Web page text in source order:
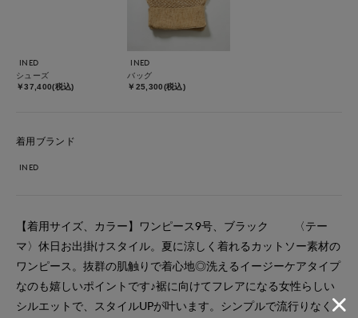
INED
シューズ
￥37,400(税込)
INED
バッグ
￥25,300(税込)
着用ブランド
INED
【着用サイズ、カラー】ワンピース9号、ブラック 〈テー
マ〉休日お出掛けスタイル。夏に涼しく着れるカットソー素材の
ワンピース。抜群の肌触りで着心地◎洗えるイージーケアタイプ
なのも嬉しいポイントです♪裾に向けてフレアになる女性らしい
シルエットで、スタイルUPが叶います。シンプルで流行りなく